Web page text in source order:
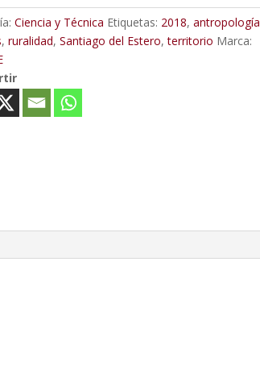
Ciencia y Técnica Etiquetas: 2018,antropología
,ruralidad,Santiago del Estero,territorio Marca: